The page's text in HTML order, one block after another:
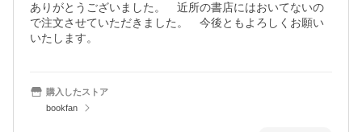
ありがとうございました。　近所の書店にはおいてないの
で注文させていただきました。　今後ともよろしくお願い
いたします。
購入したストア
bookfan